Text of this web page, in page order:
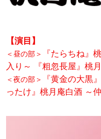
【演目】
＜昼の部＞
『たらちね』
入り～ 『粗忽長屋』桃
＜夜の部＞
『黄金の大黒
ったけ』桃月庵白酒 ～